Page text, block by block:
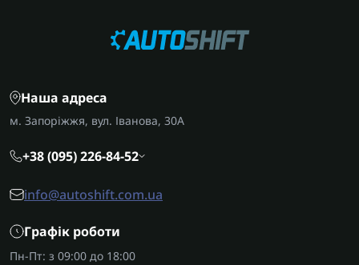
Наша адреса
м. Запоріжжя, вул. Іванова, 30А
+38 (095) 226-84-52
info@autoshift.com.ua
Графік роботи
Пн-Пт: з 09:00 до 18:00